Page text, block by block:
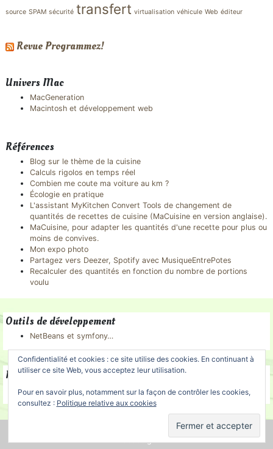
source SPAM sécurité transfert virtualisation véhicule Web éditeur
Revue Programmez!
Univers Mac
MacGeneration
Macintosh et développement web
Références
Blog sur le thème de la cuisine
Calculs rigolos en temps réel
Combien me coute ma voiture au km ?
Écologie en pratique
L'assistant MyKitchen Convert Tools de changement de
quantités de recettes de cuisine (MaCuisine en version anglaise).
MaCuisine, pour adapter les quantités d'une recette pour plus ou
moins de convives.
Mon expo photo
Partagez vers Deezer, Spotify avec MusiqueEntrePotes
Recalculer des quantités en fonction du nombre de portions
voulu
Outils de développement
NetBeans et symfony…
Partenaires
Prestataire informatique systèmes et réseaux (Savoie)
Thème: WP-Base-HTML5-BS4 byHJ
Webdesign.
Confidentialité et cookies : ce site utilise des cookies. En continuant à
utiliser ce site Web, vous acceptez leur utilisation.
Pour en savoir plus, notamment sur la façon de contrôler les cookies,
consultez : Politique relative aux cookies